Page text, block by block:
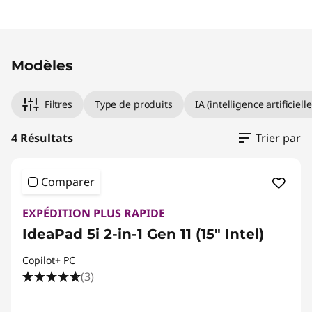
Modèles
Filtres Type de produits IA (intelligence
4 Résultats Trier par
Comparer
EXPÉDITION PLUS RAPIDE
IdeaPad 5i 2-in-1 Gen 11 (15" Intel)
Copilot+ PC
(3)